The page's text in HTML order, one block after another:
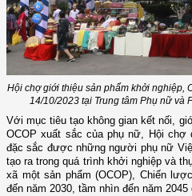
Hội chợ giới thiệu sản phẩm khởi nghiệp,
14/10/2023 tại Trung tâm Phụ nữ và
Với mục tiêu tạo không gian kết nối,
OCOP xuất sắc của phụ nữ, Hội chợ
đặc sắc được những người phụ nữ
tạo ra trong quá trình khởi nghiệp và
xã một sản phẩm (OCOP), Chiến
đến năm 2030, tầm nhìn đến năm 2045